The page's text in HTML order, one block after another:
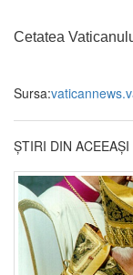
Cetatea
Sursa:
ȘTIRI DIN